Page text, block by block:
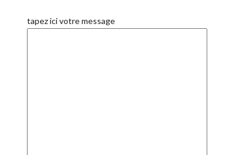
tapez ici votre message